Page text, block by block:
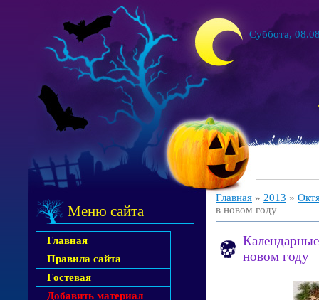
Суббота,
Меню сайта
Главная
Правила сайта
Гостевая
Добавить материал
Главная » 2013 »
в новом году
новом году